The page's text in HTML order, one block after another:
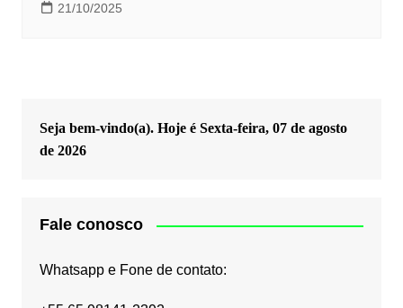
21/10/2025
Seja bem-vindo(a). Hoje é Sexta-feira, 07 de agosto
de 2026
Fale conosco
Whatsapp e Fone de contato: